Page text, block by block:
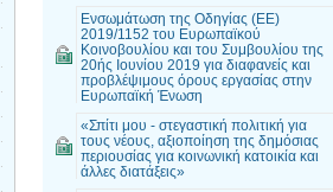
Ενσωμάτωση της Οδηγίας (ΕΕ)
2019/1152 του Ευρωπαϊκού
Κοινοβουλίου και του Συμβουλίου της
20ής Ιουνίου 2019 για διαφανείς και
προβλέψιμους όρους εργασίας στην
Ευρωπαϊκή Ένωση
«Σπίτι μου - στεγαστική πολιτική για
τους νέους, αξιοποίηση της δημόσιας
περιουσίας για κοινωνική κατοικία και
άλλες διατάξεις»